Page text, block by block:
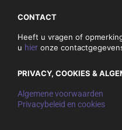
CONTACT
Heeft u vragen of
u hier onze
PRIVACY, COOKIES &
Algemene voorwaarden
Privacybeleid en cookies